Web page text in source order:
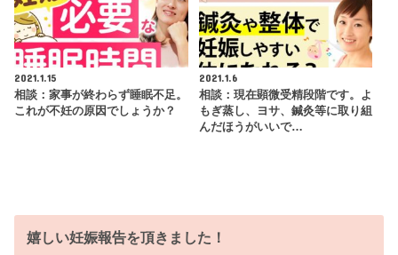
2021.1.15
相談：家事が終わらず睡眠不足。
これが不妊の原因でしょうか？
2021.1.6
相談：現在顕微受精段階です。よ
もぎ蒸し、ヨサ、鍼灸等に取り組
んだほうがいいで…
嬉しい妊娠報告を頂きました！